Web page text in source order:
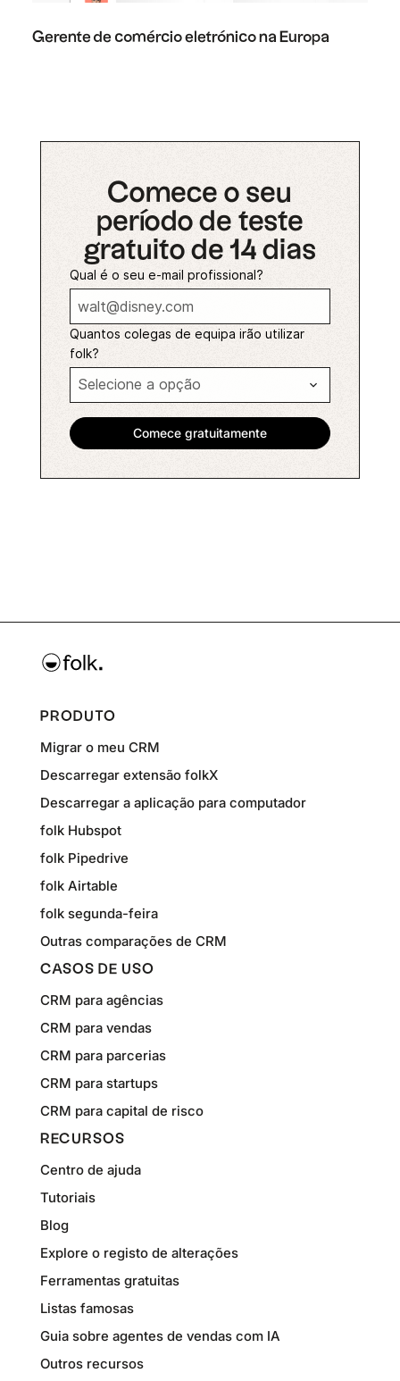
Gerente de comércio eletrónico na Europa
Comece o seu
período de teste
gratuito de 14 dias
Qual é o seu e-mail profissional?
Quantos colegas de equipa irão utilizar
folk?
PRODUTO
Migrar o meu CRM
Descarregar extensão folkX
Descarregar a aplicação para computador
folk Hubspot
folk Pipedrive
folk Airtable
folk segunda-feira
Outras comparações de CRM
CASOS DE USO
CRM para agências
CRM para vendas
CRM para parcerias
CRM para startups
CRM para capital de risco
RECURSOS
Centro de ajuda
Tutoriais
Blog
Explore o registo de alterações
Ferramentas gratuitas
Listas famosas
Guia sobre agentes de vendas com IA
Outros recursos